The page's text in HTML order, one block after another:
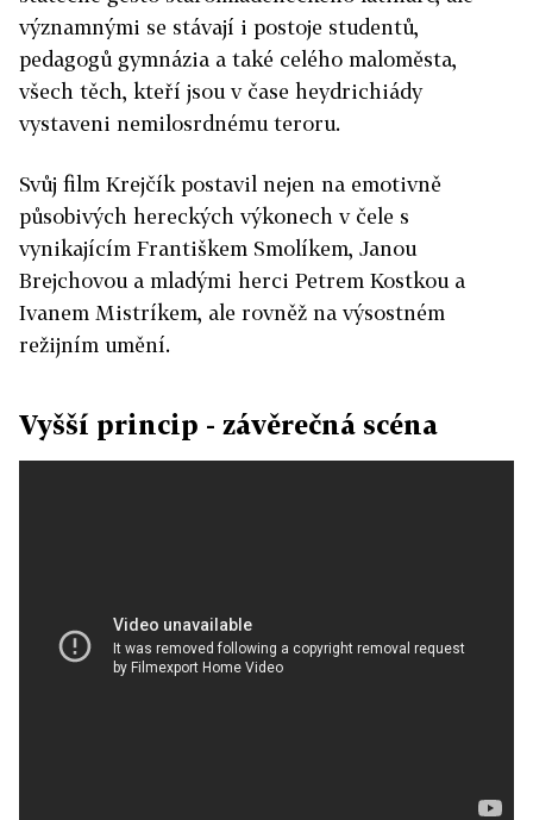
významnými se stávají i postoje studentů,
pedagogů gymnázia a také celého maloměsta,
všech těch, kteří jsou v čase heydrichiády
vystaveni nemilosrdnému teroru.
Svůj film Krejčík postavil nejen na emotivně
působivých hereckých výkonech v čele s
vynikajícím Františkem Smolíkem, Janou
Brejchovou a mladými herci Petrem Kostkou a
Ivanem Mistríkem, ale rovněž na výsostném
režijním umění.
Vyšší princip - závěrečná scéna